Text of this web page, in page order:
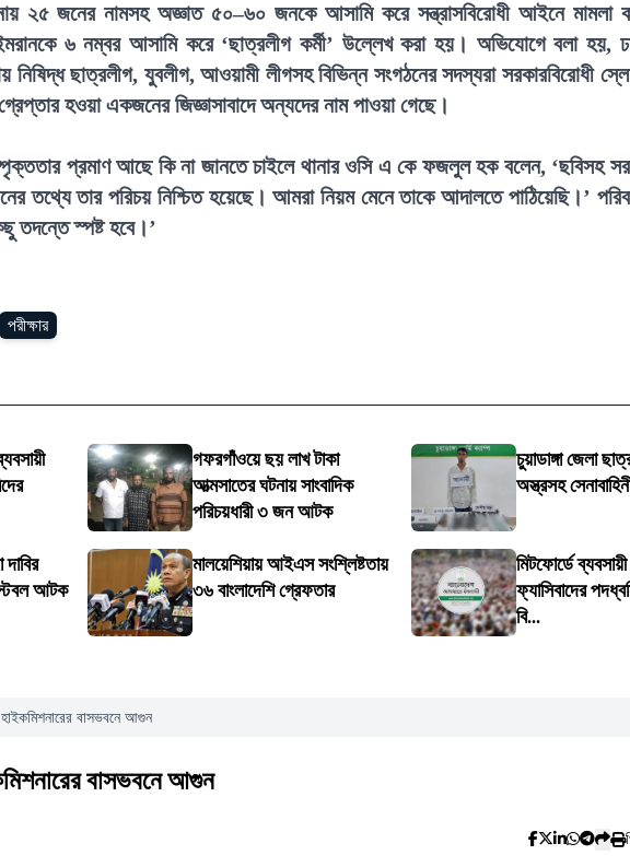
২৫ জনের নামসহ অজ্ঞাত ৫০–৬০ জনকে আসামি করে সন্ত্রাসবিরোধী আইনে মামলা
৬ নম্বর আসামি করে ‘ছাত্রলীগ কর্মী’ উল্লেখ করা হয়। অভিযোগে বলা হয়,
নিষিদ্ধ ছাত্রলীগ, যুবলীগ, আওয়ামী লীগসহ বিভিন্ন সংগঠনের সদস্যরা সরকারবিরোধী
হওয়া একজনের জিজ্ঞাসাবাদে অন্যদের নাম পাওয়া গেছে।
প্রমাণ আছে কি না জানতে চাইলে থানার ওসি এ কে ফজলুল হক বলেন, ‘ছবিসহ
তথ্যে তার পরিচয় নিশ্চিত হয়েছে। আমরা নিয়ম মেনে তাকে আদালতে পাঠিয়েছি।’
তদন্তে স্পষ্ট হবে।’
পরীক্ষার
গফরগাঁওয়ে ছয় লাখ টাকা
আত্মসাতের ঘটনায় সাংবাদিক
পরিচয়ধারী ৩ জন আটক
চুয়াডাঙ্গা জেলা
অস্ত্রসহ
আটক
মালয়েশিয়ায় আইএস সংশ্লিষ্টতায়
৩৬ বাংলাদেশি গ্রেফতার
মিটফোর্ডে
ফ্যাসিবাদের
বি...
হাইকমিশনারের বাসভবনে আগুন
বাসভবনে আগুন